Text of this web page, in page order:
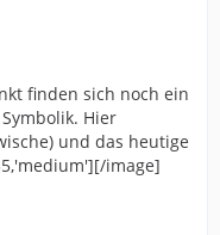
finden sich noch ein
Hier
und das heutige
image]